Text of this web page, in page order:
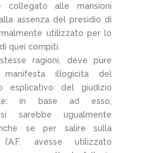
collegato alle mansioni
assenza del presidio di
utilizzato per lo
quei compiti.
ragioni, deve pure
illogicità del
esplicativo del giudizio
in base ad esso,
si sarebbe ugualmente
se per salire sulla
l’A.F. avesse utilizzato